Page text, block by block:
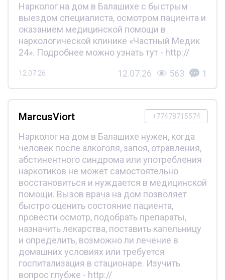
Нарколог на дом в Балашихе с быстрым
выездом специалиста, осмотром пациента и
оказанием медицинской помощи в
наркологической клинике «Частный Медик
24». Подробнее можно узнать тут - http://
12.07.26 12.07.26 563 1
+77478715574
MarcusViort
Нарколог на дом в Балашихе нужен, когда
человек после алкоголя, запоя, отравления,
абстинентного синдрома или употребления
наркотиков не может самостоятельно
восстановиться и нуждается в медицинской
помощи. Вызов врача на дом позволяет
быстро оценить состояние пациента,
провести осмотр, подобрать препараты,
назначить лекарства, поставить капельницу
и определить, возможно ли лечение в
домашних условиях или требуется
госпитализация в стационаре. Изучить
вопрос глубже - http://